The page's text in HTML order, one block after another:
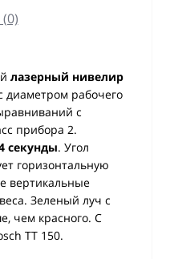
лазерный нивелир
диаметром рабочего
с
прибора 2.
секунды. Угол
горизонтальную
вертикальные
Зеленый луч с
чем красного. С
TT 150.